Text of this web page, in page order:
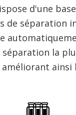
d'une
de séparation
séparation la
ainsi